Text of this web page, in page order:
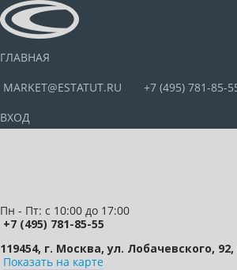
ГЛАВНАЯ
MARKET@ESTATUT.RU
+7 (495) 781-85-
ВХОД
Пн - Пт: с 10:00 до 17:00
+7 (495) 781-85-55
119454, г. Москва, ул. Лобачевского,
Показать на карте